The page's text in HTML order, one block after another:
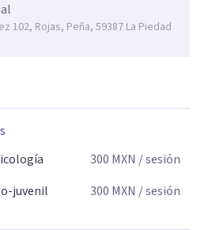
102, Rojas, Peña, 59387 La Piedad
300 MXN / sesión
juvenil
300 MXN / sesión